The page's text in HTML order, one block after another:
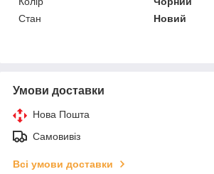
Стан
Новий
Умови доставки
Нова Пошта
Самовивіз
Всі умови доставки